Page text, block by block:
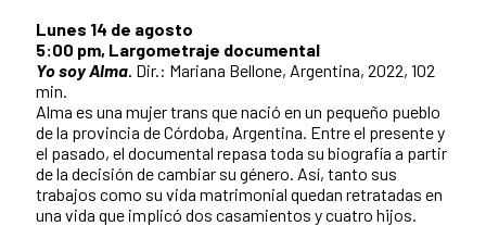
Lunes 14 de agosto
5:00 pm, Largometraje documental
Yo soy Alma. Dir.: Mariana Bellone, Argentina, 2022, 102
min.
Alma es una mujer trans que nació en un pequeño pueblo
de la provincia de Córdoba, Argentina. Entre el presente y
el pasado, el documental repasa toda su biografía a partir
de la decisión de cambiar su género. Así, tanto sus
trabajos como su vida matrimonial quedan retratadas en
una vida que implicó dos casamientos y cuatro hijos.